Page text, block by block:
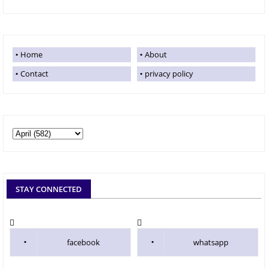
Home
About
Contact
privacy policy
STAY CONNECTED
facebook whatsapp